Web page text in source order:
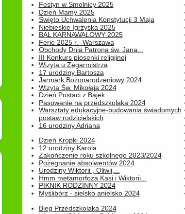
Festyn w Smolnicy 2025
Dzień Mamy 2025
Święto Uchwalenia Konstytucji 3 Maja
Niebieskie Igrzyska 2025
BAL KARNAWAŁOWY 2025
Ferie 2025 r. -Warszawa
Obchody Dnia Patrona św. Jana...
III Konkurs piosenki religijnej
Wizyta u Zegarmistrza
17 urodziny Bartosza
Jarmark Bożonarodzeniowy 2024
Wizyta Św. Mikołaja 2024
Dzień Postaci z Bajek
Pasowanie na przedszkolaka 2024
Warsztaty edukacyjne-budowania świadomych
postaw rodzicielskich
16 urodziny Adriana
Dzień Kropki 2024
12 urodziny Karola
Zakończenie roku szkolnego 2023/2024
Pożegnanie absolwentów 2024
Urodziny Wiktorii , Oliwii,...
Hmm metamorfoza Kasi i Wiktorii...
PIKNIK RODZINNY 2024
Myślibórz - sielsko anielsko 2024
Bieg Przedszkolaka 2024